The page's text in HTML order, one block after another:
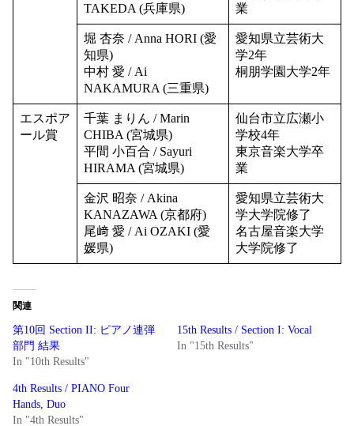
TAKEDA (兵庫県)
業
堀 杏奈 / Anna HORI (愛
知県)
中村 愛 / Ai
NAKAMURA (三重県)
愛知県立芸術大
学2年
桐朋学園大学2年
エスポア
ール賞
千葉 まりん / Marin
CHIBA (宮城県)
平間 小百合 / Sayuri
HIRAMA (宮城県)
仙台市立広瀬小
学校4年
東京音楽大学卒
業
金沢 昭奈 / Akina
KANAZAWA (京都府)
尾﨑 愛 / Ai OZAKI (愛
媛県)
愛知県立芸術大
学大学院修了
名古屋音楽大学
大学院修了
関連
第10回 Section II: ピアノ連弾
部門 結果
In "10th Results"
15th Results / Section I: Vocal
In "15th Results"
4th Results / PIANO Four
Hands, Duo
In "4th Results"